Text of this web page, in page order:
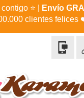
contigo ⭐ Envío
clientes felices